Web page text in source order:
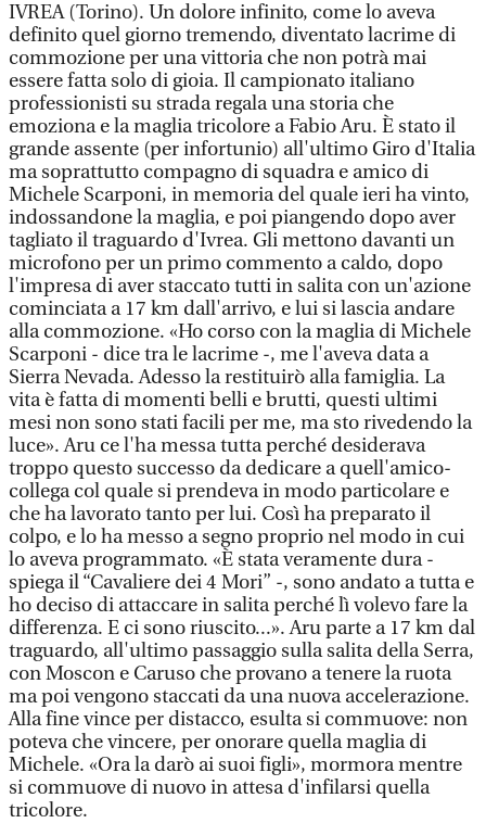
IVREA (Torino). Un dolore infinito, come lo aveva
definito quel giorno tremendo, diventato lacrime di
commozione per una vittoria che non potrà mai
essere fatta solo di gioia. Il campionato italiano
professionisti su strada regala una storia che
emoziona e la maglia tricolore a Fabio Aru. È stato il
grande assente (per infortunio) all'ultimo Giro d'Italia
ma soprattutto compagno di squadra e amico di
Michele Scarponi, in memoria del quale ieri ha vinto,
indossandone la maglia, e poi piangendo dopo aver
tagliato il traguardo d'Ivrea. Gli mettono davanti un
microfono per un primo commento a caldo, dopo
l'impresa di aver staccato tutti in salita con un'azione
cominciata a 17 km dall'arrivo, e lui si lascia andare
alla commozione. «Ho corso con la maglia di Michele
Scarponi - dice tra le lacrime -, me l'aveva data a
Sierra Nevada. Adesso la restituirò alla famiglia. La
vita è fatta di momenti belli e brutti, questi ultimi
mesi non sono stati facili per me, ma sto rivedendo la
luce». Aru ce l'ha messa tutta perché desiderava
troppo questo successo da dedicare a quell'amico-
collega col quale si prendeva in modo particolare e
che ha lavorato tanto per lui. Così ha preparato il
colpo, e lo ha messo a segno proprio nel modo in cui
lo aveva programmato. «È stata veramente dura -
spiega il “Cavaliere dei 4 Mori” -, sono andato a tutta e
ho deciso di attaccare in salita perché lì volevo fare la
differenza. E ci sono riuscito...». Aru parte a 17 km dal
traguardo, all'ultimo passaggio sulla salita della Serra,
con Moscon e Caruso che provano a tenere la ruota
ma poi vengono staccati da una nuova accelerazione.
Alla fine vince per distacco, esulta si commuove: non
poteva che vincere, per onorare quella maglia di
Michele. «Ora la darò ai suoi figli», mormora mentre
si commuove di nuovo in attesa d'infilarsi quella
tricolore.